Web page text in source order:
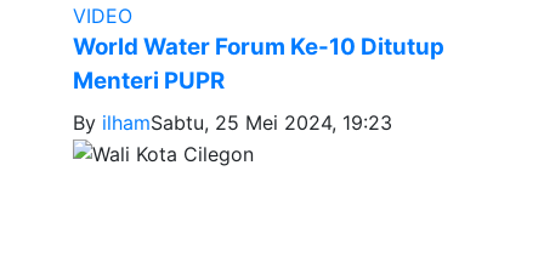
VIDEO
World Water Forum Ke-10 Ditutup
Menteri PUPR
By ilhamSabtu, 25 Mei 2024, 19:23